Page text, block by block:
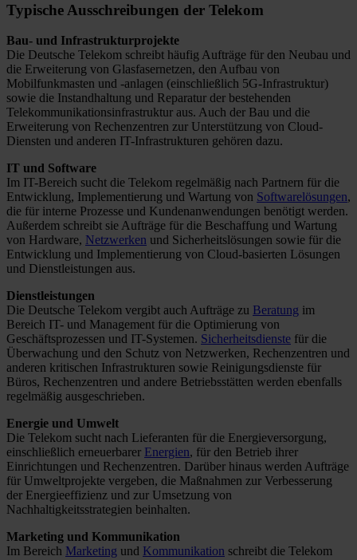
Typische Ausschreibungen der Telekom
Bau- und Infrastrukturprojekte
Die Deutsche Telekom schreibt häufig Aufträge für den Neubau und
die Erweiterung von Glasfasernetzen, den Aufbau von
Mobilfunkmasten und -anlagen (einschließlich 5G-Infrastruktur)
sowie die Instandhaltung und Reparatur der bestehenden
Telekommunikationsinfrastruktur aus. Auch der Bau und die
Erweiterung von Rechenzentren zur Unterstützung von Cloud-
Diensten und anderen IT-Infrastrukturen gehören dazu.
IT und Software
Im IT-Bereich sucht die Telekom regelmäßig nach Partnern für die
Entwicklung, Implementierung und Wartung von Softwarelösungen,
die für interne Prozesse und Kundenanwendungen benötigt werden.
Außerdem schreibt sie Aufträge für die Beschaffung und Wartung
von Hardware, Netzwerken und Sicherheitslösungen sowie für die
Entwicklung und Implementierung von Cloud-basierten Lösungen
und Dienstleistungen aus.
Dienstleistungen
Die Deutsche Telekom vergibt auch Aufträge zu Beratung im
Bereich IT- und Management für die Optimierung von
Geschäftsprozessen und IT-Systemen. Sicherheitsdienste für die
Überwachung und den Schutz von Netzwerken, Rechenzentren und
anderen kritischen Infrastrukturen sowie Reinigungsdienste für
Büros, Rechenzentren und andere Betriebsstätten werden ebenfalls
regelmäßig ausgeschrieben.
Energie und Umwelt
Die Telekom sucht nach Lieferanten für die Energieversorgung,
einschließlich erneuerbarer Energien, für den Betrieb ihrer
Einrichtungen und Rechenzentren. Darüber hinaus werden Aufträge
für Umweltprojekte vergeben, die Maßnahmen zur Verbesserung
der Energieeffizienz und zur Umsetzung von
Nachhaltigkeitsstrategien beinhalten.
Marketing und Kommunikation
Im Bereich Marketing und Kommunikation schreibt die Telekom